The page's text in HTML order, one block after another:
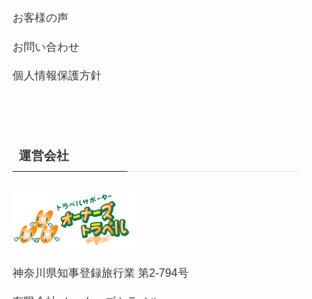
お客様の声
お問い合わせ
個人情報保護方針
運営会社
神奈川県知事登録旅行業 第2-794号